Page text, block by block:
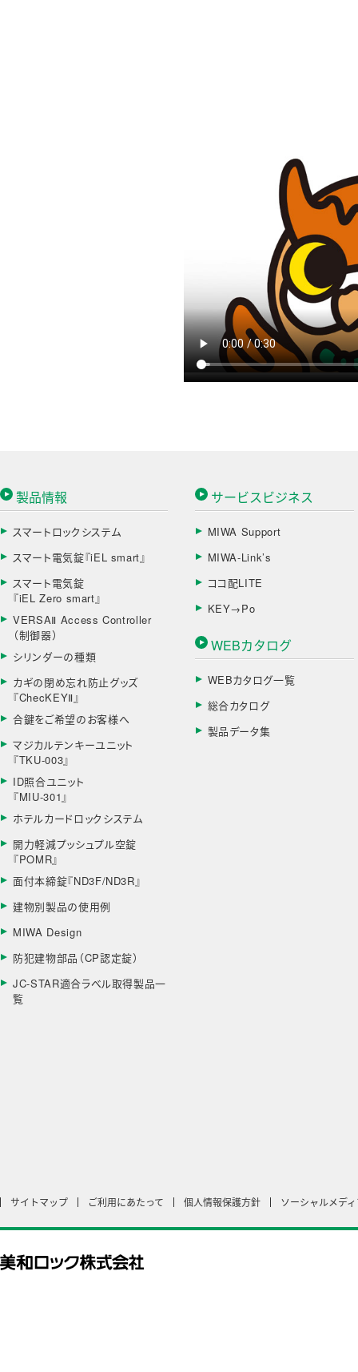
製品情報
スマートロックシステム
スマート電気錠『iEL smart』
スマート電気錠
『iEL Zero smart』
VERSAⅡ Access Controller
（制御器）
シリンダーの種類
カギの閉め忘れ防止グッズ
『ChecKEYⅡ』
合鍵をご希望のお客様へ
マジカルテンキーユニット
『TKU-003』
ID照合ユニット
『MIU-301』
ホテルカードロックシステム
開力軽減プッシュプル空錠
『POMR』
面付本締錠『ND3F/ND3R』
建物別製品の使用例
MIWA Design
防犯建物部品（CP認定錠）
JC-STAR適合ラベル取得製品一
覧
サービスビジネス
MIWA Support
MIWA-Link’s
ココ配LITE
KEY→Po
WEBカタログ
WEBカタログ一覧
総合カタログ
製品データ集
サイトマップ ご利用にあたって 個人情報保護方針 ソーシャルメデ